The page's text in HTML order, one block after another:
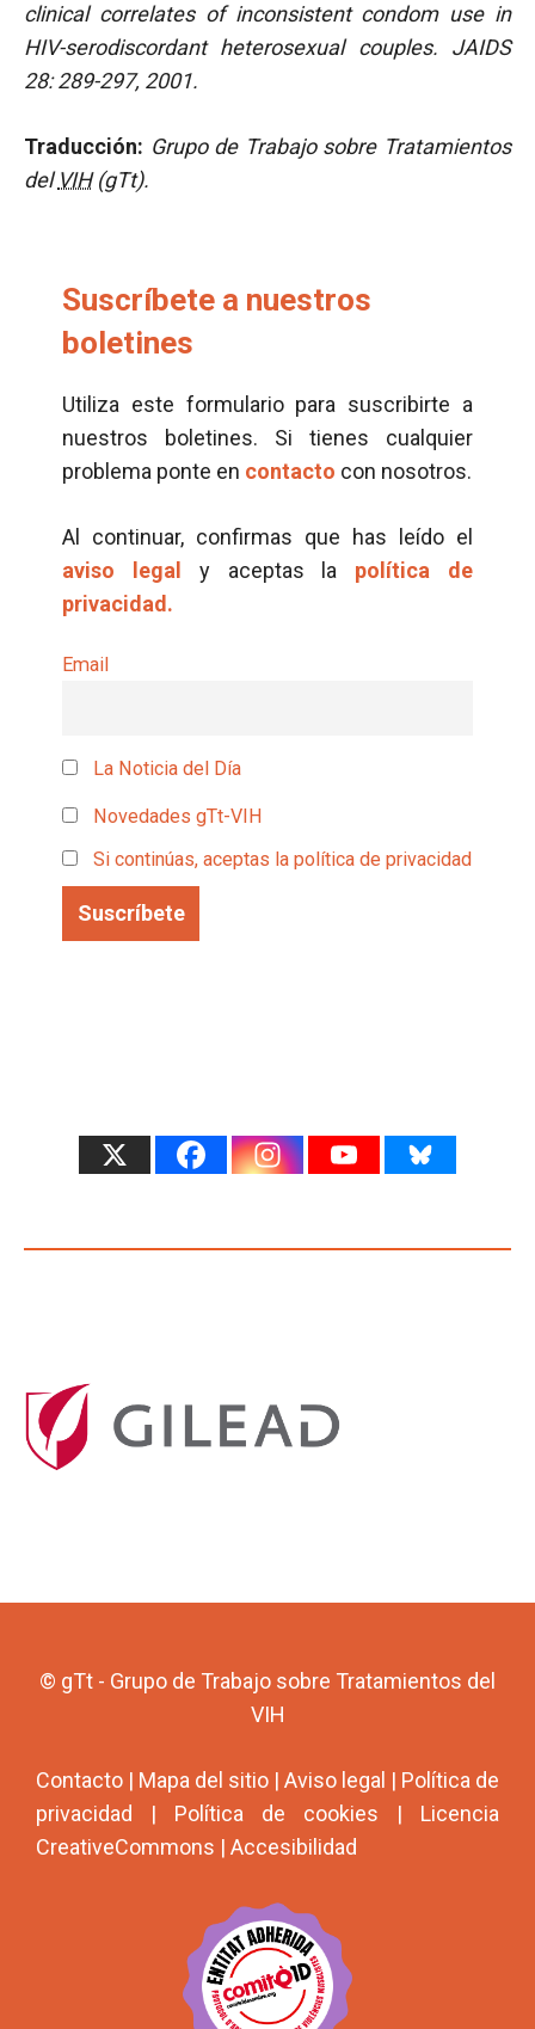
clinical correlates of inconsistent condom use in
HIV-serodiscordant heterosexual couples. JAIDS
28: 289-297, 2001.
Traducción: Grupo de Trabajo sobre Tratamientos
delVIH(gTt).
Suscríbete a nuestros
boletines
Utiliza este formulario para suscribirte a
nuestros boletines. Si tienes cualquier
problema ponte en contacto con nosotros.
Al continuar, confirmas que has leído el
aviso legal
y aceptas la política de
privacidad.
Email
La Noticia del Día
Novedades gTt-VIH
Si continúas, aceptas la política de privacidad
© gTt - Grupo de Trabajo sobre Tratamientos del
VIH
Contacto | Mapa del sitio | Aviso legal | Política de
privacidad | Política de cookies | Licencia
CreativeCommons | Accesibilidad